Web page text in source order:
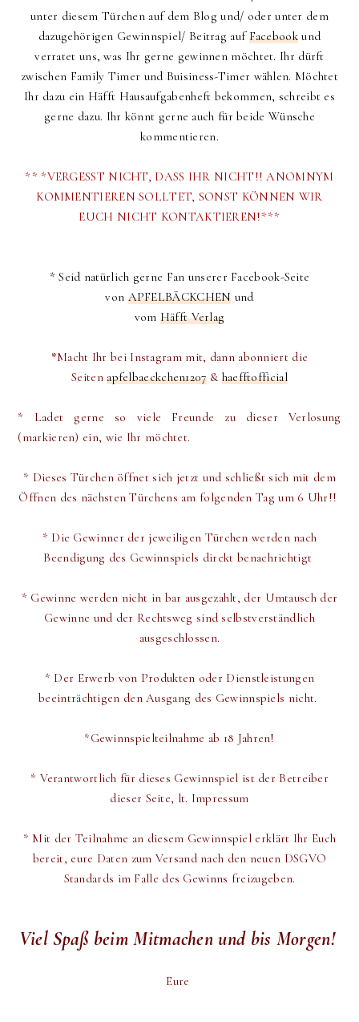
unter diesem Türchen auf dem Blog und/ oder unter dem
dazugehörigen Gewinnspiel/ Beitrag aufFacebookund
verratet uns, was Ihr gerne gewinnen möchtet. Ihr dürft
zwischen Family Timer und Buisiness-Timer wählen. Möchtet
Ihr dazu ein Häfft Hausaufgabenheft bekommen, schreibt es
gerne dazu. Ihr könnt gerne auch für beide Wünsche
kommentieren.
** *VERGESST NICHT, DASS IHR NICHT!! ANOMNYM
KOMMENTIEREN SOLLTET, SONST KÖNNEN WIR
EUCH NICHT KONTAKTIEREN!***
* Seid natürlich gerne Fan unserer Facebook-Seite
von APFELBÄCKCHEN und
vom Häfft Verlag
*Macht Ihr bei Instagram mit, dann abonniert die
Seitenapfelbaeckchen1207& haefftofficial
* Ladet gerne so viele Freunde zu dieser Verlosung
(markieren) ein, wie Ihr möchtet.
* Dieses Türchen öffnet sich jetzt und schließt sich mit dem
Öffnen des nächsten Türchens am folgenden Tag um 6 Uhr!!
* Die Gewinner der jeweiligen Türchen werdennach
Beendigung des Gewinnspiels direkt benachrichtigt
* Gewinne werden nicht in bar ausgezahlt, der Umtausch der
Gewinne und der Rechtsweg sind selbstverständlich
ausgeschlossen.
* Der Erwerb von Produkten oder Dienstleistungen
beeinträchtigen den Ausgang des Gewinnspiels nicht.
*Gewinnspielteilnahme ab 18 Jahren!
* Verantwortlich für dieses Gewinnspiel ist der Betreiber
dieser Seite, lt. Impressum
* Mit der Teilnahme an diesem Gewinnspiel erklärt Ihr Euch
bereit, eure Daten zum Versand nach den neuen DSGVO
Standards im Falle des Gewinns freizugeben.
Viel Spaß beim Mitmachen und bis Morgen!
Eure